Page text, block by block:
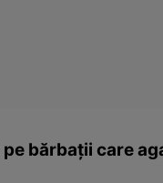
pe bărbaţii care